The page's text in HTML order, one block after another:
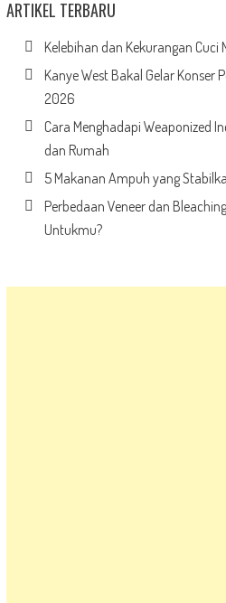
ARTIKEL TERBARU
Kelebihan dan Kekurangan Cuci
Kanye West Bakal Gelar Konser
2026
Cara Menghadapi Weaponized
dan Rumah
5 Makanan Ampuh yang
Perbedaan Veneer dan
Untukmu?